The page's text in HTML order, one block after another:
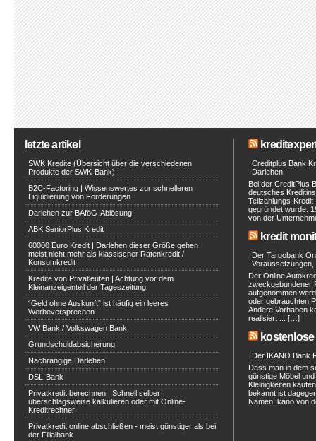
letzte artikel
SWK Kredite (Übersicht über die verschiedenen
Produkte der SWK-Bank)
B2C-Factoring | Wissenswertes zur schnelleren
Liquidierung von Forderungen
Darlehen zur BAföG-Ablösung
ABK SeniorPlus Kredit
60000 Euro Kredit | Darlehen dieser Größe gehen
meist nicht mehr als klassischer Ratenkredit /
Konsumkredit
Kredite von Privatleuten | Achtung vor dem
Kleinanzeigenteil der Tageszeitung
“Geld ohne Auskunft” ist häufig ein leeres
Werbeversprechen
VW Bank / Volkswagen Bank
Grundschuldabsicherung
Nachrangige Darlehen
DSL-Bank
Privatkredit berechnen | Schnell selber
überschlagsweise kalkulieren oder mit Online-
Kreditrechner
Privatkredit online abschließen - meist günstiger als bei
der Filialbank
Creditplus Bank
Darlehen
Bei der CreditPlus
deutsches
Teilzahlungs-
gegründet wurde.
von der
kredit
Der Targobank
Voraussetzungen,
Der Online
zweckgebundener
aufgenommen
oder gebrauchten
Andere Vorhaben
realisiert ... […]
Der IKANO Bank
Dass man in dem
günstige Möbel
Kleinigkeiten
bekannt ist
Namen Ikano von